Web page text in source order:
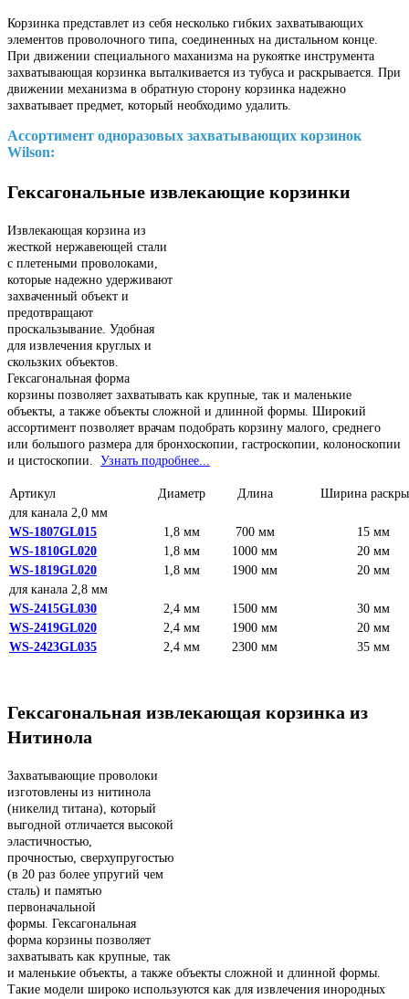
Корзинка представлет из себя несколько гибких захватывающих
элементов проволочного типа, соединенных на дистальном конце.
При движении специального маханизма на рукоятке инструмента
захватывающая корзинка выталкивается из тубуса и раскрывается. При
движении механизма в обратную сторону корзинка надежно
захватывает предмет, который необходимо удалить.
Ассортимент одноразовых захватывающих корзинок
Wilson:
Гексагональные извлекающие корзинки
Извлекающая корзина из
жесткой нержавеющей стали
с плетеными проволоками,
которые надежно удерживают
захваченный объект и
предотвращают
проскальзывание. Удобная
для извлечения круглых и
скользких объектов.
Гексагональная форма
корзины позволяет захватывать как крупные, так и маленькие
объекты, а также объекты сложной и длинной формы. Широкий
ассортимент позволяет врачам подобрать корзину малого, среднего
или большого размера для бронхоскопии, гастроскопии, колоноскопии
и цистоскопии. Узнать подробнее...
Артикул Диаметр Длина
Ширина
для канала 2,0 мм
WS-1807GL015
1,8 мм 700 мм
15 мм
WS-1810GL020
1,8 мм 1000 мм
20 мм
WS-1819GL020
1,8 мм 1900 мм
20 мм
для канала 2,8 мм
WS-2415GL030
2,4 мм 1500 мм
30 мм
WS-2419GL020
2,4 мм 1900 мм
20 мм
WS-2423GL035
2,4 мм 2300 мм 35 мм
Гексагональная извлекающая корзинка из
Нитинола
Захватывающие проволоки
изготовлены из нитинола
(никелид титана), который
выгодной отличается высокой
эластичностью,
прочностью, сверхупругостью
(в 20 раз более упругий чем
сталь) и памятью
первоначальной
формы. Гексагональная
форма корзины позволяет
захватывать как крупные, так
и маленькие объекты, а также объекты сложной и длинной формы.
Такие модели широко используются как для извлечения инородных